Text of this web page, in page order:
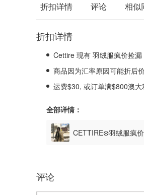
折扣详情 评论 相似
折扣详情
Cettire 现有 羽绒服疯价捡漏
商品因为汇率原因可能折后
运费$30, 或订单满$800澳大
全部详情：
CETTIRE❄️羽绒服疯
评论